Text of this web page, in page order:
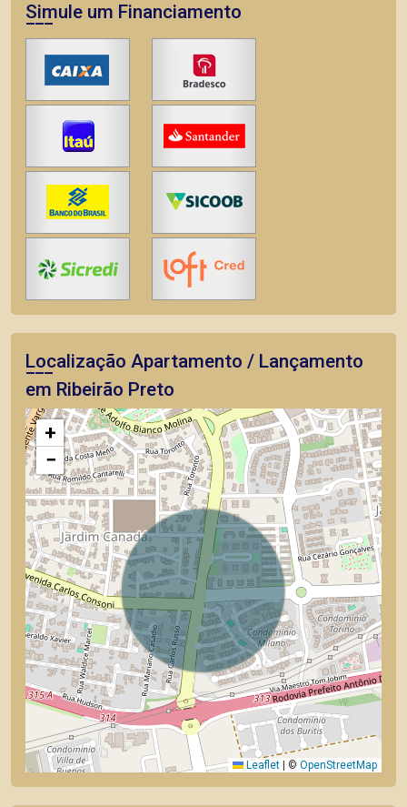
Simule um Financiamento
Localização Apartamento / Lançamento
em Ribeirão Preto
+
−
Leaflet © OpenStreetMap